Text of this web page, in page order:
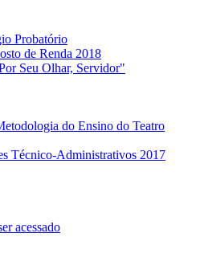
Probatório
de Renda 2018
Seu Olhar, Servidor"
do Ensino do Teatro
Técnico-Administrativos 2017
acessado